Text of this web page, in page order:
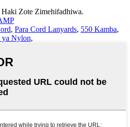
Zote Zimehifadhiwa.
, Para Cord Lanyards, 550 Kamba,
ya Nylon,